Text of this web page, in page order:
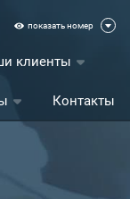
показать номер
клиенты
Контакты